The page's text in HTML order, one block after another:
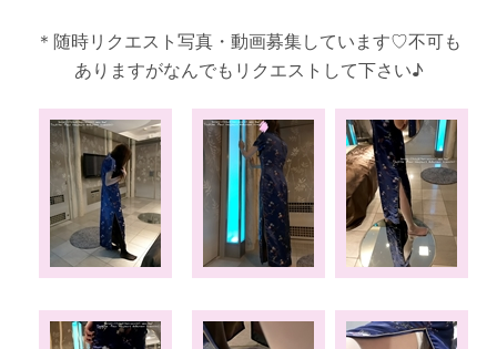
＊随時リクエスト写真・動画募集しています♡不可も
ありますがなんでもリクエストして下さい♪